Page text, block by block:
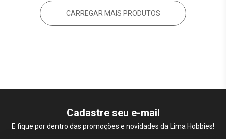
CARREGAR MAIS PRODUTOS
Cadastre seu e-mail
E fique por dentro das promoções e novidades da Lima Hobbies!